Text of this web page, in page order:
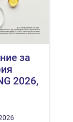
за
2026,